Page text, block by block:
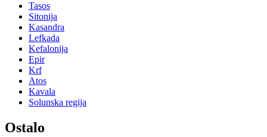
Tasos
Sitonija
Kasandra
Lefkada
Kefalonija
Epir
Krf
Atos
Kavala
Solunska regija
Ostalo